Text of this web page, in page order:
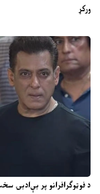
ورکړ
د فوټوګرافرانو پر بې‌ادبۍ